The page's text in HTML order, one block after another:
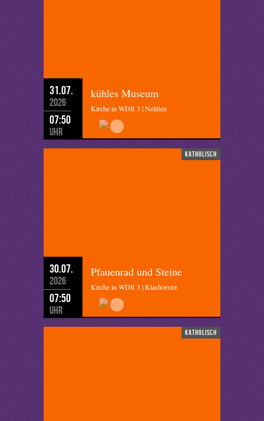
31.07.
2026
07:50
Uhr
kühles Museum
Kirche in WDR 3 | Nelißen
katholisch
30.07.
2026
07:50
Uhr
Pfauenrad und Steine
Kirche in WDR 3 | Klashörster
katholisch